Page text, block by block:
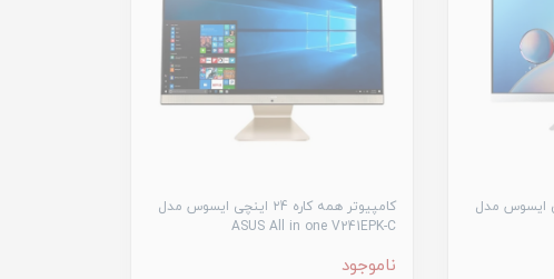
کاره ۲7 اینچی ایسوس مدل
کامپیوتر همه کاره ۲4 اینچی ایسوس مدل
ASUS All in one V241EPK-C
ناموجود